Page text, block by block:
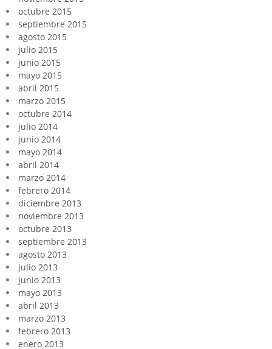
octubre 2015
septiembre 2015
agosto 2015
julio 2015
junio 2015
mayo 2015
abril 2015
marzo 2015
octubre 2014
julio 2014
junio 2014
mayo 2014
abril 2014
marzo 2014
febrero 2014
diciembre 2013
noviembre 2013
octubre 2013
septiembre 2013
agosto 2013
julio 2013
junio 2013
mayo 2013
abril 2013
marzo 2013
febrero 2013
enero 2013